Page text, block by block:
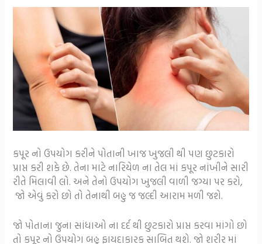
કપૂર નો ઉપયોગ કરીને પોતાની ખાજ ખુજલી થી પણ છુટકારો
પ્રાપ્ત કરી શકે છે. તેના માટે નારિયેળ ના તેલ માં કપૂર નાંખીને સારી
રીતે મિલાવી લો. અને તેનો ઉપયોગ ખુજલી વાળી જગ્યા પર કરો,
જો એવું કરો છો તો તેનાથી બહુ જ જલ્દી આરામ મળી જશે.
જો પોતાના જુના સાંધાઓ ના દર્દ થી છુટકારો પ્રાપ્ત કરવા માંગો છો
તો કપૂર નો ઉપયોગ બહુ ફાયદાકારક સાબિત થશે. જો શરીર માં